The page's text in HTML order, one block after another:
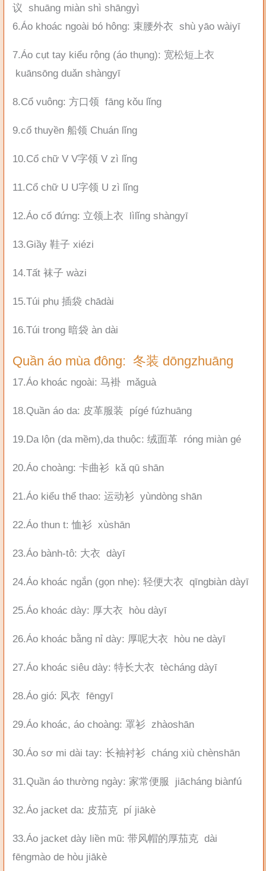
议 shuāng miàn shì shāngyì
6.Áo khoác ngoài bó hông: 束腰外衣 shù yāo wàiyī
7.Áo cụt tay kiểu rộng (áo thụng): 宽松短上衣
kuānsōng duǎn shàngyī
8.Cổ vuông: 方口领 fāng kǒu lǐng
9.cổ thuyền 船领 Chuán lǐng
10.Cổ chữ V V字领 V zì lǐng
11.Cổ chữ U U字领 U zì lǐng
12.Áo cổ đứng: 立领上衣 lìlǐng shàngyī
13.Giầy 鞋子 xiézi
14.Tất 袜子 wàzi
15.Túi phụ 插袋 chādài
16.Túi trong 暗袋 àn dài
Quần áo mùa đông: 冬装 dōngzhuāng
17.Áo khoác ngoài: 马褂 mǎguà
18.Quần áo da: 皮革服装 pígé fúzhuāng
19.Da lộn (da mềm),da thuộc: 绒面革 róng miàn gé
20.Áo choàng: 卡曲衫 kǎ qū shān
21.Áo kiểu thể thao: 运动衫 yùndòng shān
22.Áo thun t: 恤衫 xùshān
23.Áo bành-tô: 大衣 dàyī
24.Áo khoác ngắn (gọn nhẹ): 轻便大衣 qīngbiàn dàyī
25.Áo khoác dày: 厚大衣 hòu dàyī
26.Áo khoác bằng nỉ dày: 厚呢大衣 hòu ne dàyī
27.Áo khoác siêu dày: 特长大衣 tècháng dàyī
28.Áo gió: 风衣 fēngyī
29.Áo khoác, áo choàng: 罩衫 zhàoshān
30.Áo sơ mi dài tay: 长袖衬衫 cháng xiù chènshān
31.Quần áo thường ngày: 家常便服 jiācháng biànfú
32.Áo jacket da: 皮茄克 pí jiākè
33.Áo jacket dày liền mũ: 带风帽的厚茄克 dài
fēngmào de hòu jiākè